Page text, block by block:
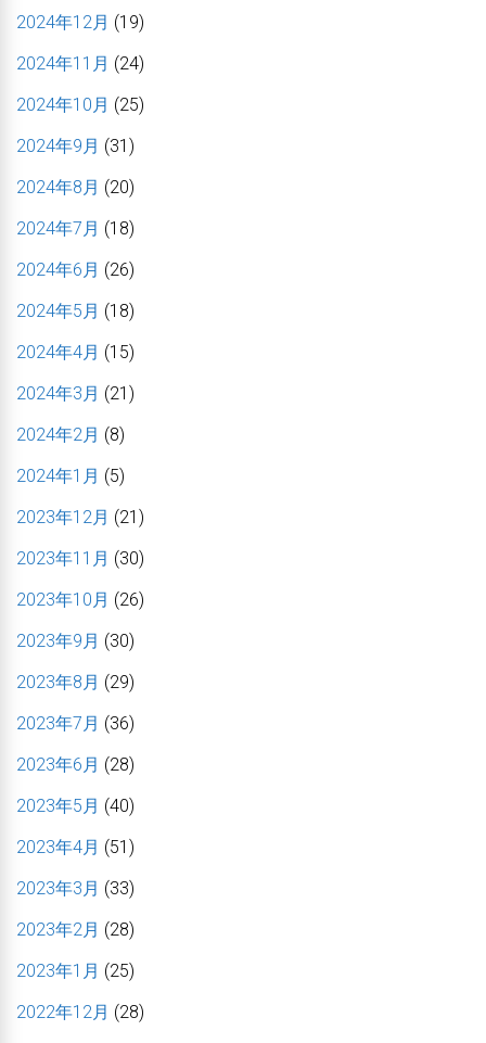
2024年12月 (19)
2024年11月 (24)
2024年10月 (25)
2024年9月 (31)
2024年8月 (20)
2024年7月 (18)
2024年6月 (26)
2024年5月 (18)
2024年4月 (15)
2024年3月 (21)
2024年2月 (8)
2024年1月 (5)
2023年12月 (21)
2023年11月 (30)
2023年10月 (26)
2023年9月 (30)
2023年8月 (29)
2023年7月 (36)
2023年6月 (28)
2023年5月 (40)
2023年4月 (51)
2023年3月 (33)
2023年2月 (28)
2023年1月 (25)
2022年12月 (28)